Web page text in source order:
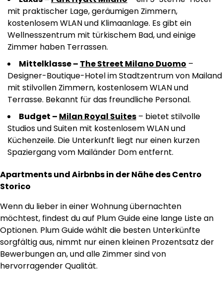
mit praktischer Lage, geräumigen Zimmern,
kostenlosem WLAN und Klimaanlage. Es gibt ein
Wellnesszentrum mit türkischem Bad, und einige
Zimmer haben Terrassen.
Mittelklasse – The Street Milano Duomo –
Designer-Boutique-Hotel im Stadtzentrum von Mailand
mit stilvollen Zimmern, kostenlosem WLAN und
Terrasse. Bekannt für das freundliche Personal.
Budget – Milan Royal Suites – bietet stilvolle
Studios und Suiten mit kostenlosem WLAN und
Küchenzeile. Die Unterkunft liegt nur einen kurzen
Spaziergang vom Mailänder Dom entfernt.
Apartments und Airbnbs in der Nähe des Centro
Storico
Wenn du lieber in einer Wohnung übernachten
möchtest, findest du auf Plum Guide eine lange Liste an
Optionen. Plum Guide wählt die besten Unterkünfte
sorgfältig aus, nimmt nur einen kleinen Prozentsatz der
Bewerbungen an, und alle Zimmer sind von
hervorragender Qualität.